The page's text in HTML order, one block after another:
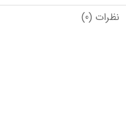
نظرات (0)